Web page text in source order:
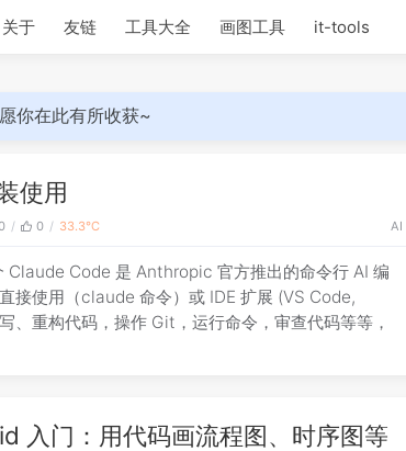
关于 友链 工具大全 画图工具 it-tools
你在此有所收获~
使用
0 33.3℃ AI
Claude Code 是 Anthropic 官方推出的命令行 AI 编
接使用（claude 命令）或 IDE 扩展 (VS Code,
、重构代码，操作 Git，运行命令，审查代码等等，
入门：用代码画流程图、时序图等